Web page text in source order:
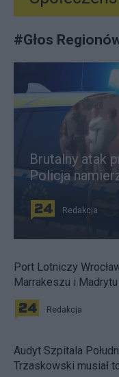
#Głos
Brutalny atak
Policja
Redakcja
Port Lotniczy
Marrakeszu i Madrytu
Redakcja
Audyt Szpitala
Trzaskowski musiał